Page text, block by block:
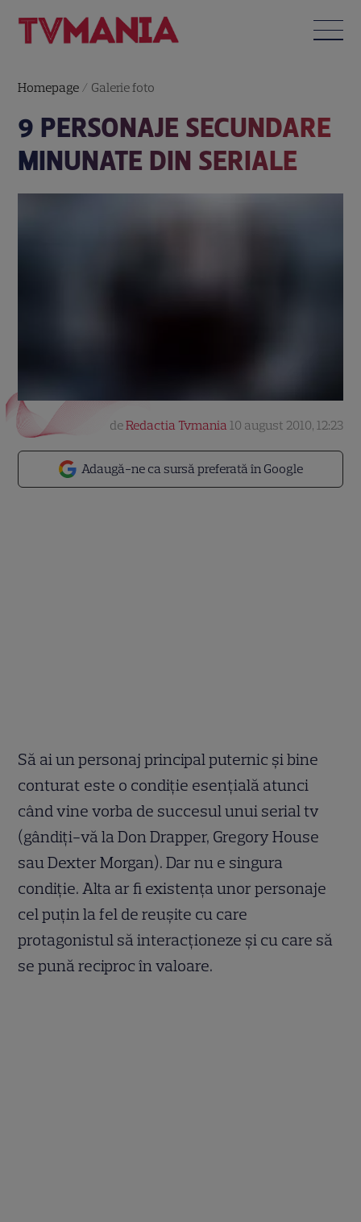
Homepage / Galerie foto
9 PERSONAJE SECUNDARE
MINUNATE DIN SERIALE
Adaugă-ne ca sursă preferată în Google
deRedactia Tvmania 10 august 2010, 12:23
Să ai un personaj principal puternic şi bine
conturat este o condiţie esenţială atunci
când vine vorba de succesul unui serial tv
(gândiţi-vă la Don Drapper, Gregory House
sau Dexter Morgan). Dar nu e singura
condiţie. Alta ar fi existenţa unor personaje
cel puţin la fel de reuşite cu care
protagonistul să interacţioneze şi cu care să
se pună reciproc în valoare.